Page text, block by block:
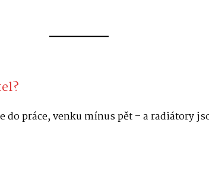
do práce, venku mínus pět – a radiátory